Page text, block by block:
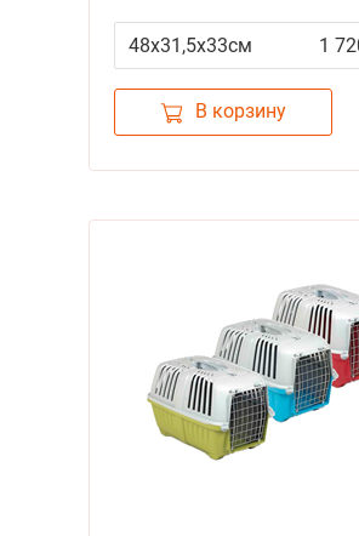
(указывайте цвет в
к заказу)
48х31,5х33см 1
В корзину